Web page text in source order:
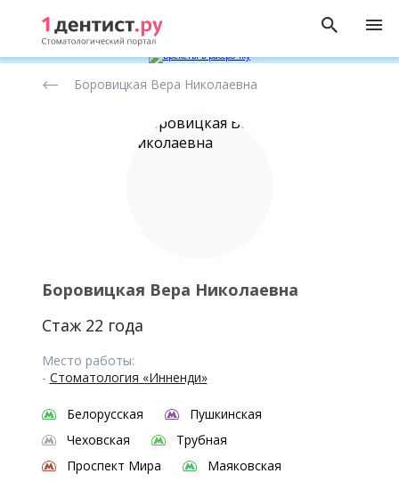
стоматологов
Боровицкая Вера Николаевна
Боровицкая Вера Николаевна
Стаж 22 года
Место работы:
- Стоматология «Инненди»
Белорусская
Пушкинская
Чеховская
Трубная
Проспект Мира
Маяковская